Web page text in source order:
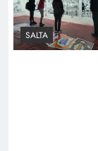
SALTA